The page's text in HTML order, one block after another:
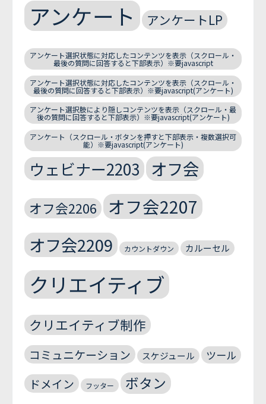
アンケート アンケートLP
アンケート選択状態に対応したコンテンツを表示（スクロール・
最後の質問に回答すると下部表示）※要javascript
アンケート選択状態に対応したコンテンツを表示（スクロール・
最後の質問に回答すると下部表示）※要javascript(アンケート)
アンケート選択肢により隠しコンテンツを表示（スクロール・最
後の質問に回答すると下部表示）※要javascript(アンケート)
アンケート（スクロール・ボタンを押すと下部表示・複数選択可
能）※要javascript(アンケート)
ウェビナー2203 オフ会
オフ会2206 オフ会2207
オフ会2209 カウントダウン カルーセル
クリエイティブ
クリエイティブ制作
コミュニケーション スケジュール ツール
ドメイン フッター ボタン